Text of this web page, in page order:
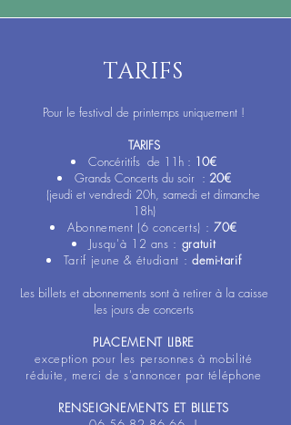
TARIFS
Pour le festival de printemps uniquement !
TARIFS
Concéritifs de 11h : 10€
Grands Concerts du soir : 20€
(jeudi et vendredi 20h, samedi et dimanche
18h)
Abonnement (6 concerts) : 70€
Jusqu'à 12 ans : gratuit
Tarif jeune & étudiant : demi-tarif
Les billets et abonnements sont à retirer à la caisse
les jours de concerts
PLACEMENT LIBRE
exception pour les personnes à mobilité
réduite, merci de s'annoncer par téléphone
RENSEIGNEMENTS ET BILLETS